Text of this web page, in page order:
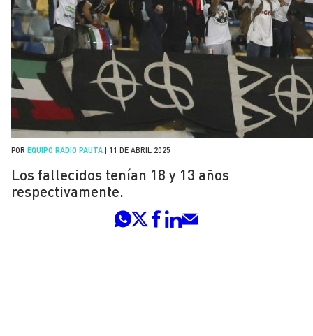
POR EQUIPO RADIO PAUTA 11 DE ABRIL 2025
Los fallecidos tenían 18 y 13 años
respectivamente.